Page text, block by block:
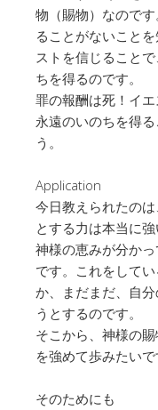
物（賜物）なので
ることがないこと
ストを信じること
ちを得るのです。
罪の報酬は死！イ
永遠のいのちを得
う。
Application
今日教えられたの
とする力は本当に
神様の恵みが分か
です。これをして
か、まだまだ、自
うとするのです。
そこから、神様の
を強めて歩みたいで
そのためにも